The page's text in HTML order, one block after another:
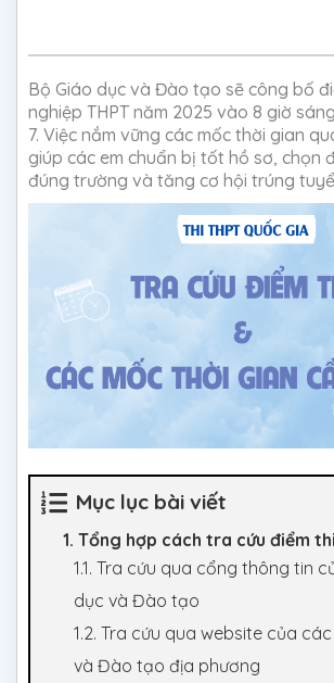
Bộ Giáo dục và Đào tạo sẽ công bố
nghiệp THPT năm 2025 vào 8 giờ
7. Việc nắm vững các mốc thời gian
giúp các em chuẩn bị tốt hồ sơ, chọn
đúng trường và tăng cơ hội trúng
Mục lục bài viết
1. Tổng hợp cách tra cứu điểm thi
1.1. Tra cứu qua cổng thông tin
dục và Đào tạo
1.2. Tra cứu qua website của
và Đào tạo địa phương